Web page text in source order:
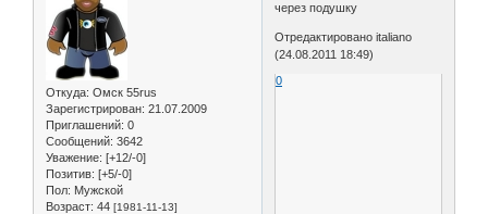
Откуда: Омск 55rus
Зарегистрирован: 21.07.2009
Приглашений: 0
Сообщений: 3642
Уважение: [+12/-0]
Позитив: [+5/-0]
Пол: Мужской
Возраст: 44 [1981-11-13]
через подушку
Отредактировано italiano
(24.08.2011 18:49)
0